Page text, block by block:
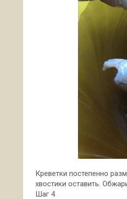
Креветки постепенно
хвостики оставить.
Шаг 4